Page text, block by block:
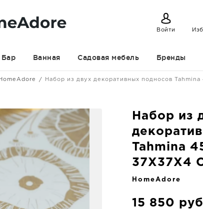
Войти
Бар Ванная Садовая мебель Бренды
HomeAdore Набор из двух декоративных подносов
Набор из
Tahmina
37X37X4
HomeAdore
15 850 руб